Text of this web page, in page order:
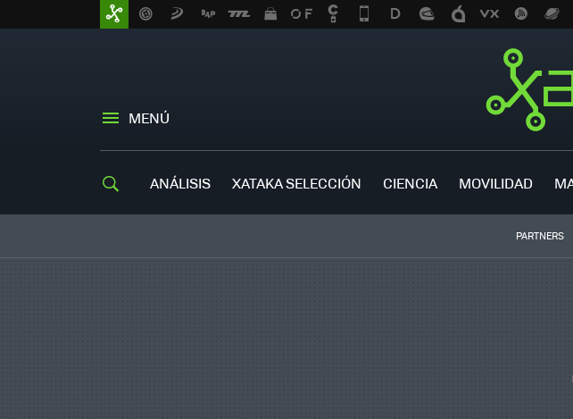
MENÚ
ANÁLISIS XATAKA SELECCIÓN CIENCIA MOVILIDAD
PARTNERS